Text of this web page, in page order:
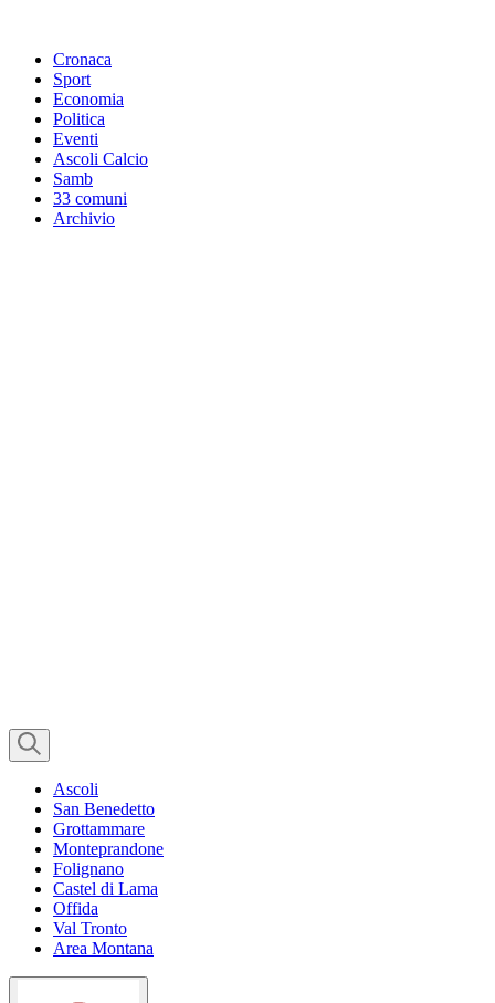
Cronaca
Sport
Economia
Politica
Eventi
Ascoli Calcio
Samb
33 comuni
Archivio
Ascoli
San Benedetto
Grottammare
Monteprandone
Folignano
Castel di Lama
Offida
Val Tronto
Area Montana